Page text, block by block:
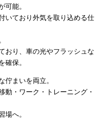
可能。
いており外気を取り込める仕
おり、車の光やフラッシュな
確保。
佇まいを両立。
動・ワーク・トレーニング・
場へ。